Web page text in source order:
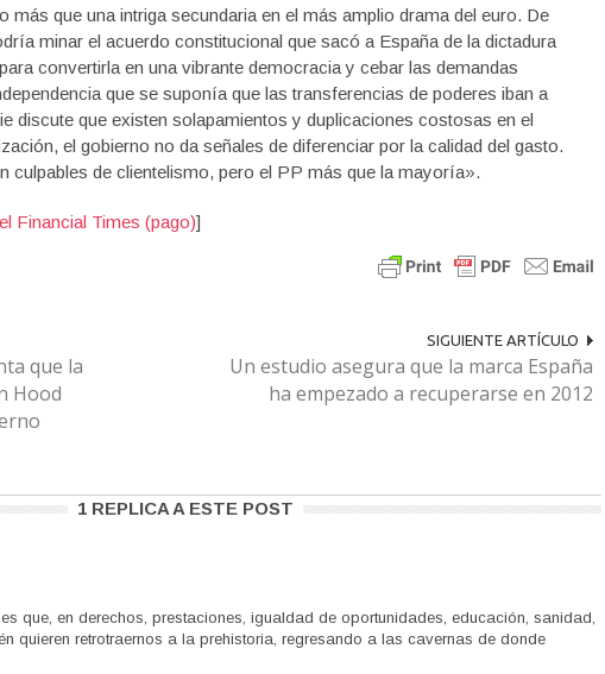
más que una intriga secundaria en el más amplio drama del euro. De
minar el acuerdo constitucional que sacó a España de la dictadura
convertirla en una vibrante democracia y cebar las demandas
que se suponía que las transferencias de poderes iban a
discute que existen solapamientos y duplicaciones costosas en el
, el gobierno no da señales de diferenciar por la calidad del gasto.
culpables de clientelismo, pero el PP más que la mayoría».
Financial Times (pago)]
que la
Hood
SIGUIENTE ARTÍCULO
Un estudio asegura que la marca España
ha empezado a recuperarse en 2012
1 REPLICA A ESTE POST
que, en derechos, prestaciones, igualdad de oportunidades, educación, sanidad,
quieren retrotraernos a la prehistoria, regresando a las cavernas de donde